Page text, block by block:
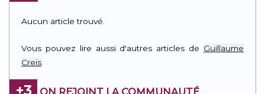
Aucun article trouvé.
Vous pouvez lire aussi d'autres articles de Guillaume
Creis.
+3